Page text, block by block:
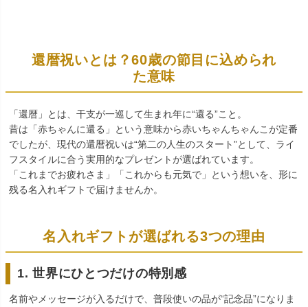
還暦祝いとは？60歳の節目に込められ
た意味
「還暦」とは、干支が一巡して生まれ年に“還る”こと。
昔は「赤ちゃんに還る」という意味から赤いちゃんちゃんこが定番
でしたが、現代の還暦祝いは“第二の人生のスタート”として、ライ
フスタイルに合う実用的なプレゼントが選ばれています。
「これまでお疲れさま」「これからも元気で」という想いを、形に
残る名入れギフトで届けませんか。
名入れギフトが選ばれる3つの理由
1. 世界にひとつだけの特別感
名前やメッセージが入るだけで、普段使いの品が“記念品”になりま